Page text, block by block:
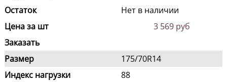
Остаток
Нет в наличии
Цена за шт
3 569 руб
Заказать
Размер
175/70R14
Индекс нагрузки
88